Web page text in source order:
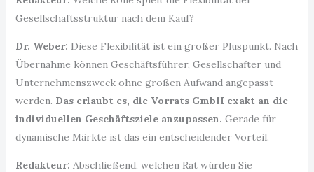
Gesellschaftsstruktur nach dem Kauf?
Dr. Weber: Diese Flexibilität ist ein großer Pluspunkt. Nach
Übernahme können Geschäftsführer, Gesellschafter und
Unternehmenszweck ohne großen Aufwand angepasst
werden. Das erlaubt es, die Vorrats GmbH exakt an die
individuellen Geschäftsziele anzupassen. Gerade für
dynamische Märkte ist das ein entscheidender Vorteil.
Redakteur: Abschließend, welchen Rat würden Sie